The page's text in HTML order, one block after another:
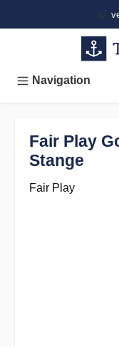
Navigation
Fair Play
Stange
Fair Play